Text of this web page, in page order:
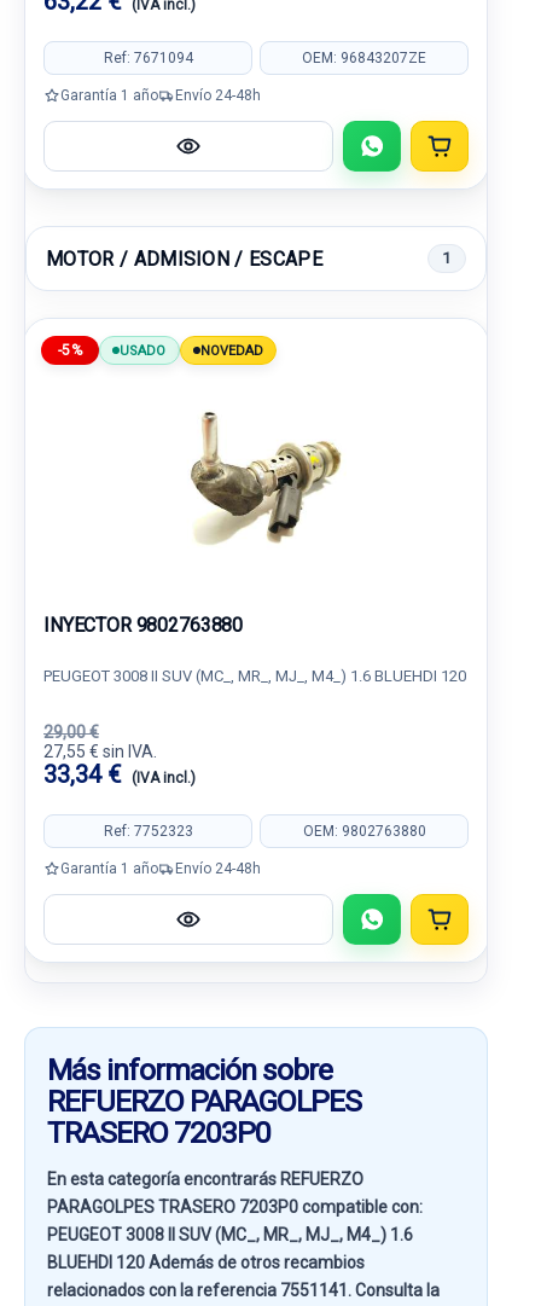
(IVA incl.)
Ref: 7671094 OEM: 96843207ZE
Garantía 1 año Envío 24-48h
MOTOR / ADMISION / ESCAPE 1
-5% USADO NOVEDAD
INYECTOR 9802763880
PEUGEOT 3008 II SUV (MC_, MR_, MJ_, M4_) 1.6 BLUEHDI 120
29,00 €
27,55 € sin IVA.
33,34 € (IVA incl.)
Ref: 7752323 OEM: 9802763880
Garantía 1 año Envío 24-48h
Más información sobre
REFUERZO PARAGOLPES
TRASERO 7203P0
En esta categoría encontrarás REFUERZO
PARAGOLPES TRASERO 7203P0 compatible con:
PEUGEOT 3008 II SUV (MC_, MR_, MJ_, M4_) 1.6
BLUEHDI 120Además de otros recambios
relacionados con la referencia 7551141 . Consulta la